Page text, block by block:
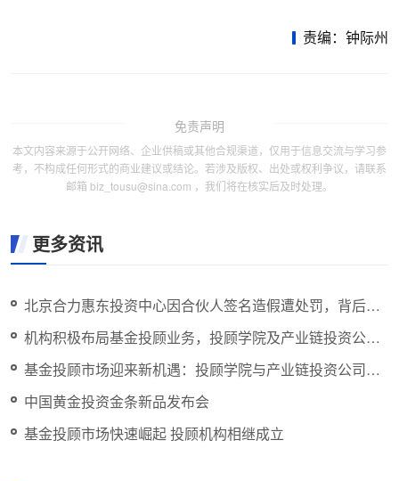
责编：钟际州
免责声明
本文内容来源于公开网络、企业供稿或其他合规渠道，仅用于信息交流与学习参
考，不构成任何形式的商业建议或结论。若涉及版权、出处或权利争议，请联系
邮箱 biz_tousu@sina.com ，我们将在核实后及时处理。
更多资讯
北京合力惠东投资中心因合伙人签名造假遭处罚，背后揭
示俞敏洪为最大出资人
机构积极布局基金投顾业务，投顾学院及产业链投资公司
相继成立
基金投顾市场迎来新机遇：投顾学院与产业链投资公司相
继成立
中国黄金投资金条新品发布会
基金投顾市场快速崛起 投顾机构相继成立